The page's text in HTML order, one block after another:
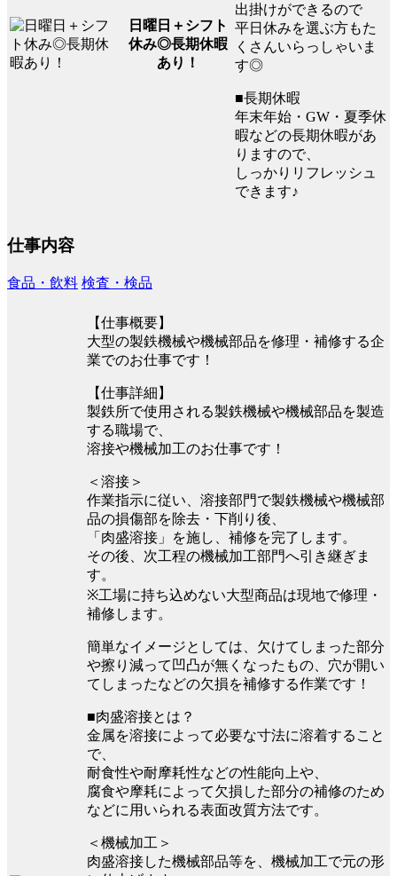
日曜日＋シフト
休み◎長期休暇
あり！
出掛けができるので
平日休みを選ぶ方もた
くさんいらっしゃいま
す◎
■長期休暇
年末年始・GW・夏季休
暇などの長期休暇があ
りますので、
しっかりリフレッシュ
できます♪
仕事内容
食品・飲料 検査・検品
【仕事概要】
大型の製鉄機械や機械部品を修理・補修する企
業でのお仕事です！
【仕事詳細】
製鉄所で使用される製鉄機械や機械部品を製造
する職場で、
溶接や機械加工のお仕事です！
＜溶接＞
作業指示に従い、溶接部門で製鉄機械や機械部
品の損傷部を除去・下削り後、
「肉盛溶接」を施し、補修を完了します。
その後、次工程の機械加工部門へ引き継ぎま
す。
※工場に持ち込めない大型商品は現地で修理・
補修します。
簡単なイメージとしては、欠けてしまった部分
や擦り減って凹凸が無くなったもの、穴が開い
てしまったなどの欠損を補修する作業です！
■肉盛溶接とは？
金属を溶接によって必要な寸法に溶着すること
で、
耐食性や耐摩耗性などの性能向上や、
腐食や摩耗によって欠損した部分の補修のため
などに用いられる表面改質方法です。
＜機械加工＞
肉盛溶接した機械部品等を、機械加工で元の形